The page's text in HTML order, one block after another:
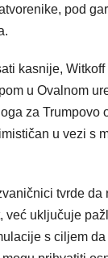
pod
kasnije,
u Ovalnom
za Trumpovo
u vezi s
tvrde da
već uključuje
s ciljem